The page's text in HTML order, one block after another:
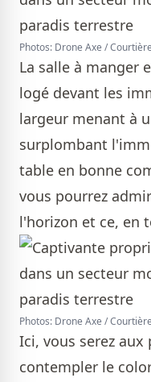
Photos: Drone Axe /
La salle à manger
logé devant les
largeur menant à
surplombant
table en bonne
vous pourrez
l'horizon et ce, en
Photos: Drone Axe /
Ici, vous serez
contempler le